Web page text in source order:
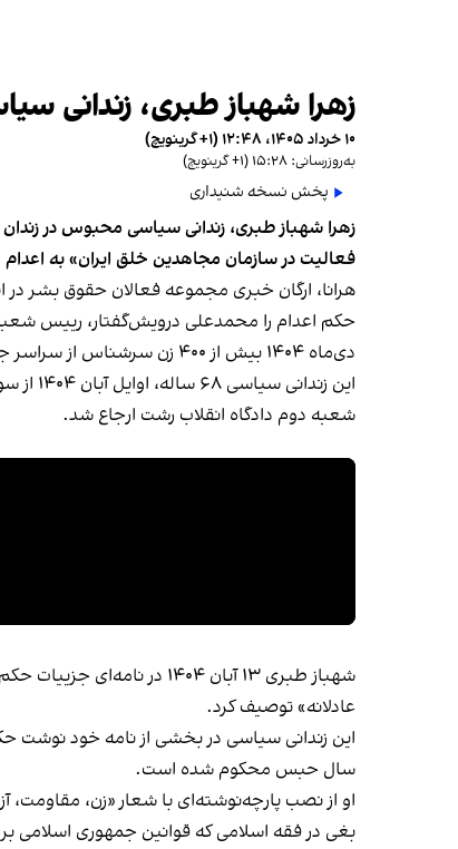
زهرا شهباز طبری، زندانی
۱۰ خرداد ۱۴۰۵، ۱۲:۴۸ (‎+۱ گرینویچ)
به‌روزرسانی: ۱۵:۲۸ (‎+۱ گرینویچ)
پخش نسخه شنیداری
زهرا شهباز طبری، زندانی سیاسی محبوس در
فعالیت در سازمان مجاهدین خلق ایران» به
حکم اعدام را محمدعلی درویش‌گفتار، رییس
دی‌ماه ۱۴۰۴ بیش از ۴۰۰ زن سرشناس از سراسر جهان و گروهی از کارشناسان سازمان ملل در بیانیه‌هایی جداگانه خواستار توقف اجرای حکم اعدام شهباز طبری
این زندانی سیاسی ۶۸ ساله، اوایل آبان ۱۴۰۴ از سوی شعبه اول دادگاه انقلاب رشت به اعدام
شعبه دوم دادگاه انقلاب رشت ارجاع شد.
شهباز طبری ۱۳ آبان ۱۴۰۴ در نامه‌ای جزییات حکم اعدام صادر شده علیه خود را
عادلانه» توصیف کرد.
این زندانی سیاسی در بخشی از نامه خود نوشت
سال حبس محکوم شده است.
او از نصب پارچه‌نوشته‌ای با شعار «زن، مقاومت،
بغی در فقه اسلامی که قوانین جمهوری اسلامی